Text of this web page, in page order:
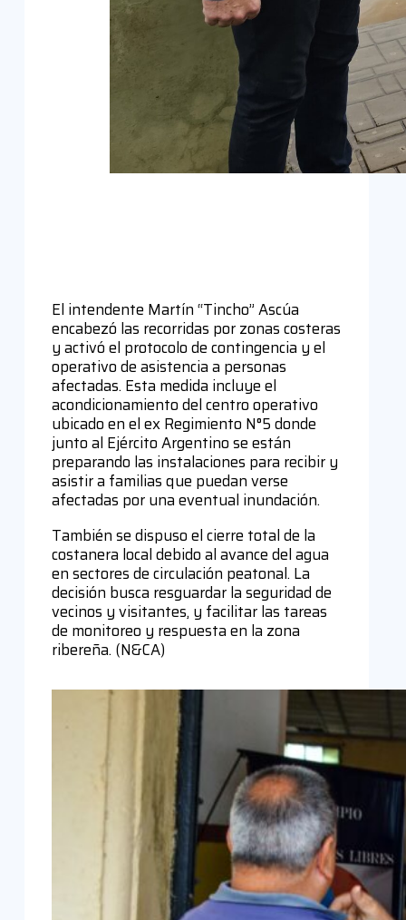
El intendente Martín “Tincho” Ascúa
encabezó las recorridas por zonas costeras
y activó el protocolo de contingencia y el
operativo de asistencia a personas
afectadas. Esta medida incluye el
acondicionamiento del centro operativo
ubicado en el ex Regimiento N°5 donde
junto al Ejército Argentino se están
preparando las instalaciones para recibir y
asistir a familias que puedan verse
afectadas por una eventual inundación.
También se dispuso el cierre total de la
costanera local debido al avance del agua
en sectores de circulación peatonal. La
decisión busca resguardar la seguridad de
vecinos y visitantes, y facilitar las tareas
de monitoreo y respuesta en la zona
ribereña. (N&CA)